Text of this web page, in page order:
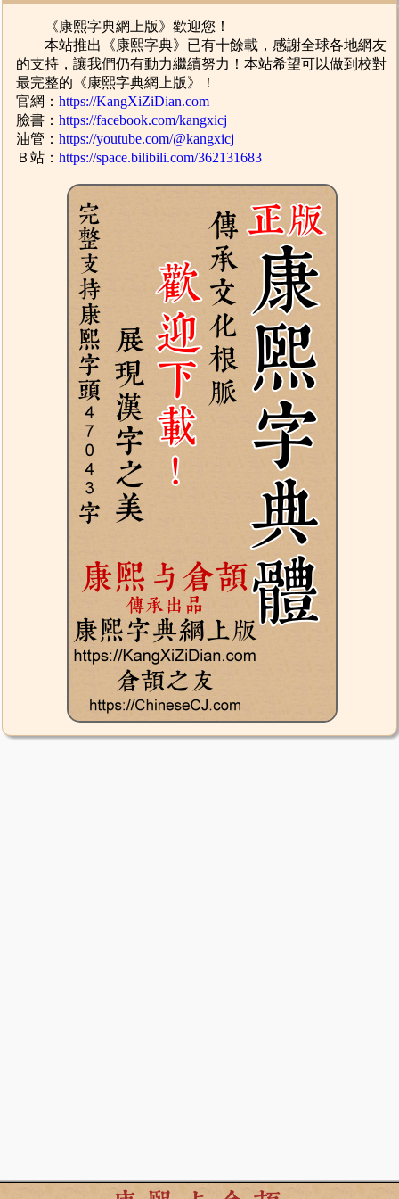
《康熙字典網上版》歡迎您！
本站推出《康熙字典》已有十餘載，感謝全球各地網友
的支持，讓我們仍有動力繼續努力！本站希望可以做到校對
最完整的《康熙字典網上版》！
官網：https://KangXiZiDian.com
臉書：https://facebook.com/kangxicj
油管：https://youtube.com/@kangxicj
Ｂ站：https://space.bilibili.com/362131683